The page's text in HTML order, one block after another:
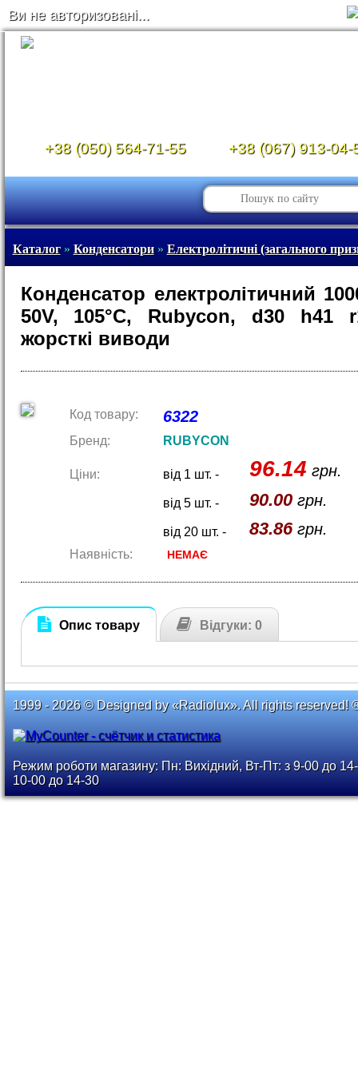
Ви не авторизовані...
+38 (050) 564-71-55 +38 (067) 913-04-
Каталог» Конденсатори» Електролітичні (загального
Конденсатор електролітичний
50V, 105°C, Rubycon, d30 h41
жорсткі виводи
Код товару: 6322
Бренд: RUBYCON
Ціни: від 1 шт. - 96.14 грн.
від 5 шт. - 90.00грн.
від 20 шт. - 83.86грн.
Наявність: НЕМАЄ
Опис товару Відгуки: 0
1999 - 2026 © Designed by «Radiolux». All rights reserved!
Режим роботи магазину: Пн: Вихідний, Вт-Пт: з 9-00 до
10-00 до 14-30